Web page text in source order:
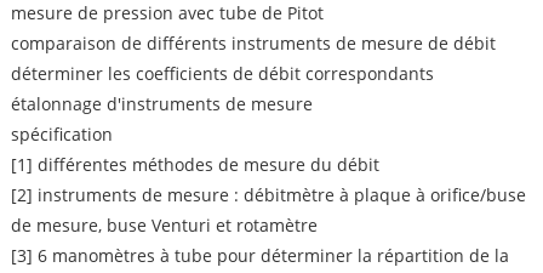
mesure de pression avec tube de Pitot
comparaison de différents instruments de mesure de débit
déterminer les coefficients de débit correspondants
étalonnage d'instruments de mesure
spécification
[1] différentes méthodes de mesure du débit
[2] instruments de mesure : débitmètre à plaque à orifice/buse
de mesure, buse Venturi et rotamètre
[3] 6 manomètres à tube pour déterminer la répartition de la